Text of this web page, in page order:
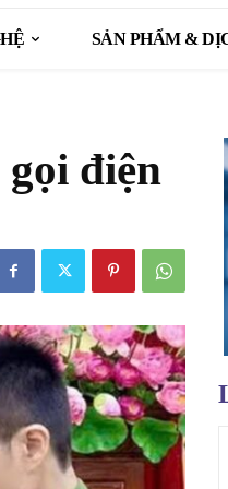
SẢN PHẨM &
điện